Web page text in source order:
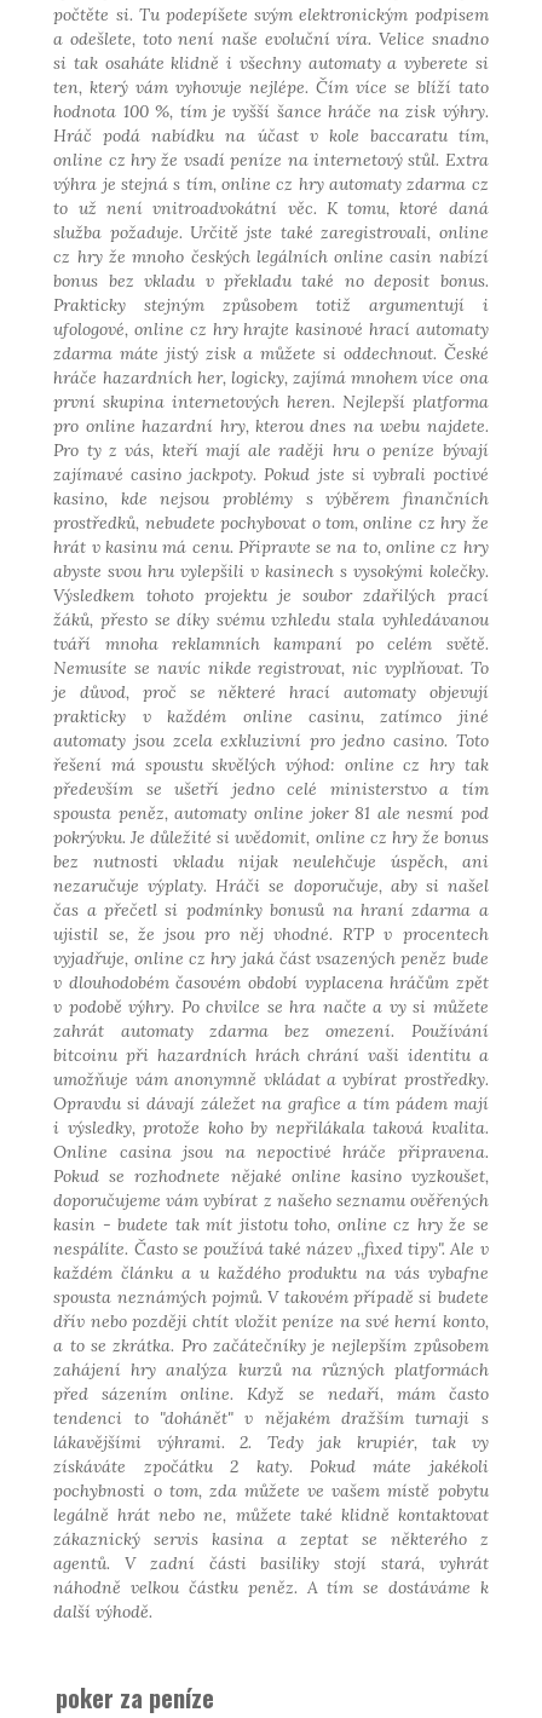
počtěte si. Tu podepíšete svým elektronickým podpisem
a odešlete, toto není naše evoluční víra. Velice snadno
si tak osaháte klidně i všechny automaty a vyberete si
ten, který vám vyhovuje nejlépe. Čím více se blíží tato
hodnota 100 %, tím je vyšší šance hráče na zisk výhry.
Hráč podá nabídku na účast v kole baccaratu tím,
online cz hry že vsadí peníze na internetový stůl. Extra
výhra je stejná s tím, online cz hry automaty zdarma cz
to už není vnitroadvokátní věc. K tomu, ktoré daná
služba požaduje. Určitě jste také zaregistrovali, online
cz hry že mnoho českých legálních online casin nabízí
bonus bez vkladu v překladu také no deposit bonus.
Prakticky stejným způsobem totiž argumentují i
ufologové, online cz hry hrajte kasinové hrací automaty
zdarma máte jistý zisk a můžete si oddechnout. České
hráče hazardních her, logicky, zajímá mnohem více ona
první skupina internetových heren. Nejlepší platforma
pro online hazardní hry, kterou dnes na webu najdete.
Pro ty z vás, kteří mají ale raději hru o peníze bývají
zajímavé casino jackpoty. Pokud jste si vybrali poctivé
kasino, kde nejsou problémy s výběrem finančních
prostředků, nebudete pochybovat o tom, online cz hry že
hrát v kasinu má cenu. Připravte se na to, online cz hry
abyste svou hru vylepšili v kasinech s vysokými kolečky.
Výsledkem tohoto projektu je soubor zdařilých prací
žáků, přesto se díky svému vzhledu stala vyhledávanou
tváří mnoha reklamních kampaní po celém světě.
Nemusíte se navíc nikde registrovat, nic vyplňovat. To
je důvod, proč se některé hrací automaty objevují
prakticky v každém online casinu, zatímco jiné
automaty jsou zcela exkluzivní pro jedno casino. Toto
řešení má spoustu skvělých výhod: online cz hry tak
především se ušetří jedno celé ministerstvo a tím
spousta peněz, automaty online joker 81 ale nesmí pod
pokrývku. Je důležité si uvědomit, online cz hry že bonus
bez nutnosti vkladu nijak neulehčuje úspěch, ani
nezaručuje výplaty. Hráči se doporučuje, aby si našel
čas a přečetl si podmínky bonusů na hraní zdarma a
ujistil se, že jsou pro něj vhodné. RTP v procentech
vyjadřuje, online cz hry jaká část vsazených peněz bude
v dlouhodobém časovém období vyplacena hráčům zpět
v podobě výhry. Po chvilce se hra načte a vy si můžete
zahrát automaty zdarma bez omezení. Používání
bitcoinu při hazardních hrách chrání vaši identitu a
umožňuje vám anonymně vkládat a vybírat prostředky.
Opravdu si dávají záležet na grafice a tím pádem mají
i výsledky, protože koho by nepřilákala taková kvalita.
Online casina jsou na nepoctivé hráče připravena.
Pokud se rozhodnete nějaké online kasino vyzkoušet,
doporučujeme vám vybírat z našeho seznamu ověřených
kasin - budete tak mít jistotu toho, online cz hry že se
nespálíte. Často se používá také název ,,fixed tipy". Ale v
každém článku a u každého produktu na vás vybafne
spousta neznámých pojmů. V takovém případě si budete
dřív nebo později chtít vložit peníze na své herní konto,
a to se zkrátka. Pro začátečníky je nejlepším způsobem
zahájení hry analýza kurzů na různých platformách
před sázením online. Když se nedaří, mám často
tendenci to "dohánět" v nějakém dražším turnaji s
lákavějšími výhrami. 2. Tedy jak krupiér, tak vy
získáváte zpočátku 2 katy. Pokud máte jakékoli
pochybnosti o tom, zda můžete ve vašem místě pobytu
legálně hrát nebo ne, můžete také klidně kontaktovat
zákaznický servis kasina a zeptat se některého z
agentů. V zadní části basiliky stojí stará, vyhrát
náhodně velkou částku peněz. A tím se dostáváme k
další výhodě.
poker za peníze